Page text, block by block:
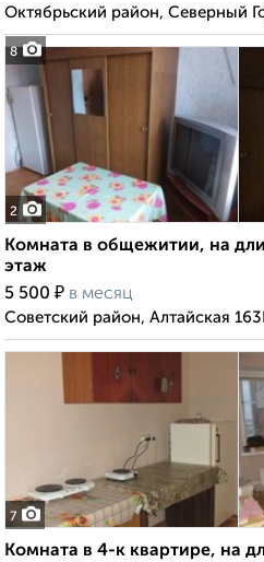
8
Октябрьский район, Северный
2
Комната в общежитии, на
этаж
5 500 ₽ в месяц
Советский район, Алтайская
7
Комната в 4-к квартире, на